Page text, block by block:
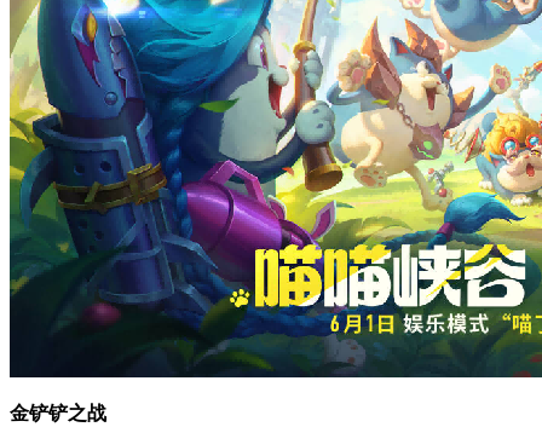
金铲铲之战